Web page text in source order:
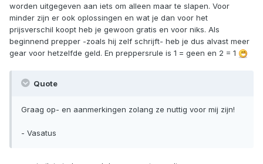
worden uitgegeven aan iets om alleen maar te slapen. Voor
minder zijn er ook oplossingen en wat je dan voor het
prijsverschil koopt heb je gewoon gratis en voor niks. Als
beginnend prepper -zoals hij zelf schrijft- heb je dus alvast meer
gear voor hetzelfde geld. En preppersrule is 1 = geen en 2 = 1
Quote
Graag op- en aanmerkingen zolang ze nuttig voor mij zijn!
- Vasatus